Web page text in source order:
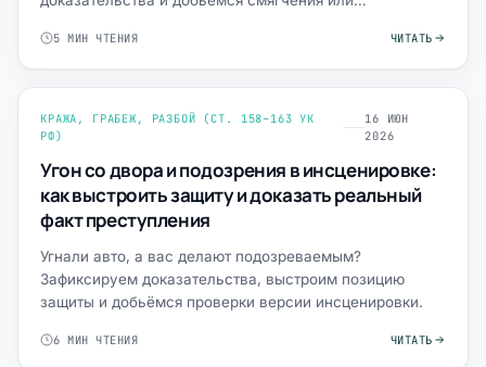
5 МИН ЧТЕНИЯ ЧИТАТЬ
КРАЖА, ГРАБЕЖ, РАЗБОЙ (СТ. 158–163 УК
РФ)
16 ИЮН
2026
Угон со двора и подозрения в инсценировке:
как выстроить защиту и доказать реальный
факт преступления
Угнали авто, а вас делают подозреваемым?
Зафиксируем доказательства, выстроим позицию
защиты и добьёмся проверки версии инсценировки.
6 МИН ЧТЕНИЯ ЧИТАТЬ